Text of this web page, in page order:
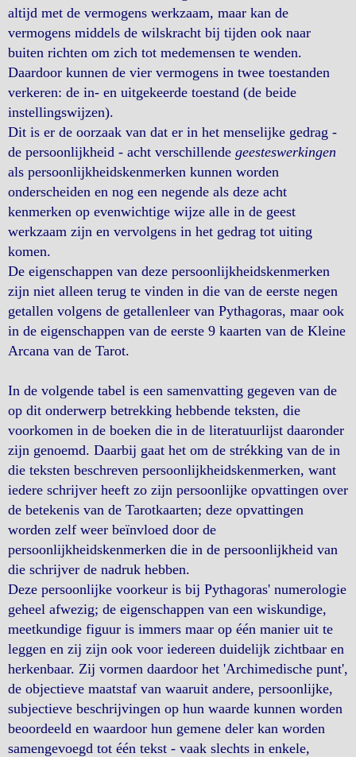
altijd met de vermogens werkzaam, maar kan de
vermogens middels de wilskracht bij tijden ook naar
buiten richten om zich tot medemensen te wenden.
Daardoor kunnen de vier vermogens in twee toestanden
verkeren: de in- en uitgekeerde toestand (de beide
instellingswijzen).
Dit is er de oorzaak van dat er in het menselijke gedrag -
de persoonlijkheid - acht verschillende geesteswerkingen
als persoonlijkheidskenmerken kunnen worden
onderscheiden en nog een negende als deze acht
kenmerken op evenwichtige wijze alle in de geest
werkzaam zijn en vervolgens in het gedrag tot uiting
komen.
De eigenschappen van deze persoonlijkheidskenmerken
zijn niet alleen terug te vinden in die van de eerste negen
getallen volgens de getallenleer van Pythagoras, maar ook
in de eigenschappen van de eerste 9 kaarten van de Kleine
Arcana van de Tarot.
In de volgende tabel is een samenvatting gegeven van de
op dit onderwerp betrekking hebbende teksten, die
voorkomen in de boeken die in de literatuurlijst daaronder
zijn genoemd. Daarbij gaat het om de strékking van de in
die teksten beschreven persoonlijkheidskenmerken, want
iedere schrijver heeft zo zijn persoonlijke opvattingen over
de betekenis van de Tarotkaarten; deze opvattingen
worden zelf weer beïnvloed door de
persoonlijkheidskenmerken die in de persoonlijkheid van
die schrijver de nadruk hebben.
Deze persoonlijke voorkeur is bij Pythagoras' numerologie
geheel afwezig; de eigenschappen van een wiskundige,
meetkundige figuur is immers maar op één manier uit te
leggen en zij zijn ook voor iedereen duidelijk zichtbaar en
herkenbaar. Zij vormen daardoor het 'Archimedische punt',
de objectieve maatstaf van waaruit andere, persoonlijke,
subjectieve beschrijvingen op hun waarde kunnen worden
beoordeeld en waardoor hun gemene deler kan worden
samengevoegd tot één tekst - vaak slechts in enkele,